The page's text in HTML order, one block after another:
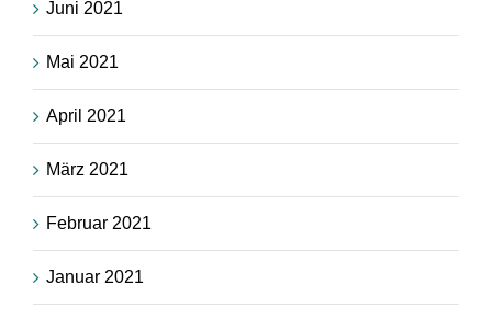
Juni 2021
Mai 2021
April 2021
März 2021
Februar 2021
Januar 2021